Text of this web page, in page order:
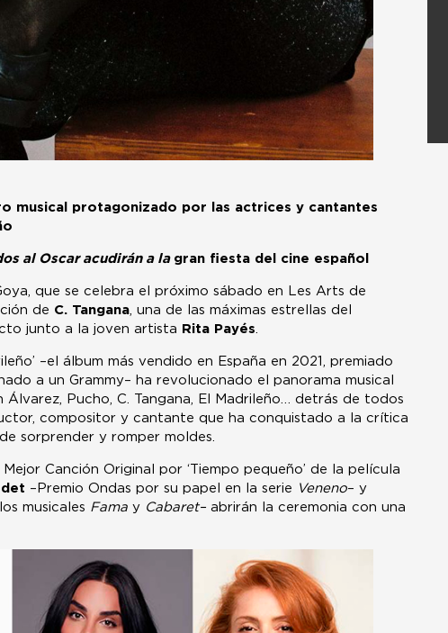
musical protagonizado por las actrices y cantantes
al Oscar acudirán a la gran fiesta del cine español
que se celebra el próximo sábado en Les Arts de
de C. Tangana, una de las máximas estrellas del
junto a la joven artista Rita Payés.
–el álbum más vendido en España en 2021, premiado
a un Grammy– ha revolucionado el panorama musical
Pucho, C. Tangana, El Madrileño… detrás de todos
compositor y cantante que ha conquistado a la crítica
sorprender y romper moldes.
Mejor Canción Original por ‘Tiempo pequeño’ de la película
–Premio Ondas por su papel en la serie Veneno– y
musicales Fama y Cabaret– abrirán la ceremonia con una